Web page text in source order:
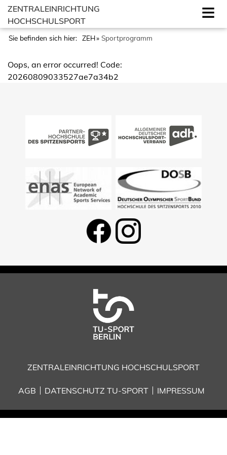
ZENTRALEINRICHTUNG
HOCHSCHULSPORT
Sie befinden sich hier: ZEH Sportprogramm
Oops, an error occurred! Code:
20260809033527ae7a34b2
ZENTRALEINRICHTUNG HOCHSCHULSPORT
AGB DATENSCHUTZ TU-SPORT IMPRESSUM